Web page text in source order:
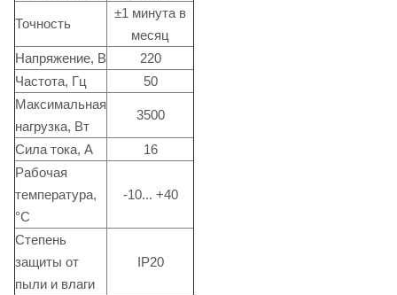
Точность
±1 минута в
месяц
Напряжение, В
220
Частота, Гц
50
Максимальная
нагрузка, Вт
3500
Сила тока, А
16
Рабочая
температура,
°С
-10... +40
Степень
защиты от
пыли и влаги
IP20